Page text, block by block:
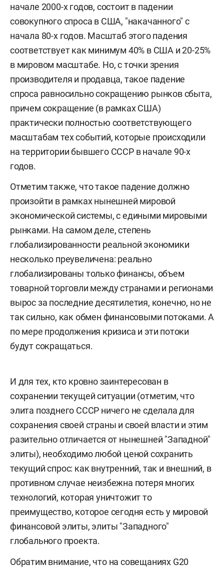
начале 2000-х годов, состоит в падении
совокупного спроса в США, "накачанного" с
начала 80-х годов. Масштаб этого падения
соответствует как минимум 40% в США и 20-25%
в мировом масштабе. Но, с точки зрения
производителя и продавца, такое падение
спроса равносильно сокращению рынков сбыта,
причем сокращение (в рамках США)
практически полностью соответствующего
масштабам тех событий, которые происходили
на территории бывшего СССР в начале 90-х
годов.
Отметим также, что такое падение должно
произойти в рамках нынешней мировой
экономической системы, с едиными мировыми
рынками. На самом деле, степень
глобализированности реальной экономики
несколько преувеличена: реально
глобализированы только финансы, объем
товарной торговли между странами и регионами
вырос за последние десятилетия, конечно, но не
так сильно, как обмен финансовыми потоками. А
по мере продолжения кризиса и эти потоки
будут сокращаться.
И для тех, кто кровно заинтересован в
сохранении текущей ситуации (отметим, что
элита позднего СССР ничего не сделала для
сохранения своей страны и своей власти и этим
разительно отличается от нынешней "Западной"
элиты), необходимо любой ценой сохранить
текущий спрос: как внутренний, так и внешний, в
противном случае неизбежна потеря многих
технологий, которая уничтожит то
преимущество, которое сегодня есть у мировой
финансовой элиты, элиты "Западного"
глобального проекта.
Обратим внимание, что на совещаниях G20